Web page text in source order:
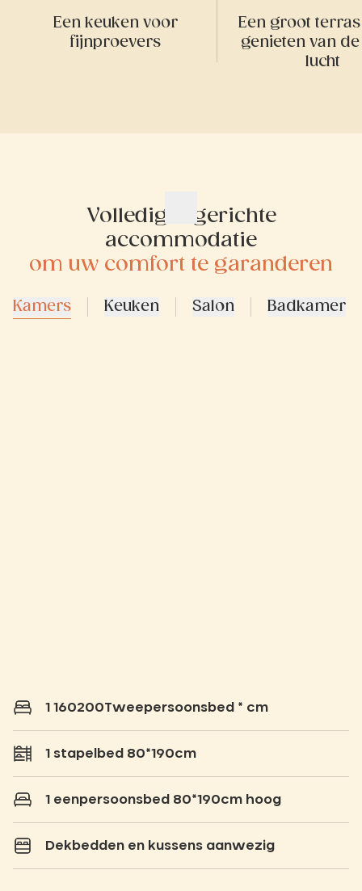
Een keuken voor
fijnproevers
Een groot
genieten van
lucht
Volledig ingerichte
accommodatie
om uw comfort te garanderen
Kamers Keuken Salon Badkamer
1 160200Tweepersoonsbed * cm
1 stapelbed 80*190cm
1 eenpersoonsbed 80*190cm hoog
Dekbedden en kussens aanwezig